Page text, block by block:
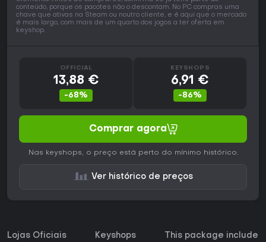
conteúdo, porque os pacotes não o descontam. No PC compras uma
chave que ativas na Steam ou noutro cliente, e é aqui que o mercado
é mais largo, com mais de um quarto dos jogos a ter oferta em
keyshop.
OFFICIAL
13,88 €
-68%
KEYSHOPS
6,91 €
-86%
Comprar agora
Nas keyshops, o preço está perto do mínimo histórico.
Ver histórico de preços
Lojas Oficiais Keyshops This package includes